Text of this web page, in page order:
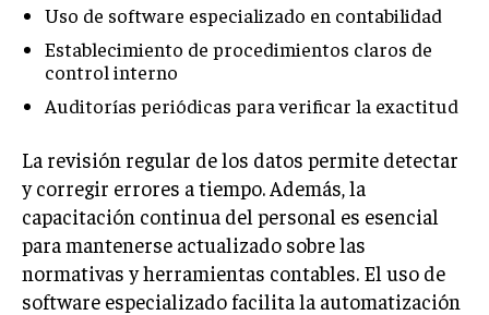
ANALÍTICA EMPRESARIAL Y BUSINESS
INTELLIGENCE
EMPRESAS FAMILIARES Y SUCESIÓN
GESTIÓN DEL RIESGO EMPRESARIAL
NEGOCIACIÓN Y RESOLUCIÓN DE CONFLICTOS
DERECHO EMPRESARIAL Y REGULACIONES
Uso de software especializado en contabilidad
Establecimiento de procedimientos claros de
control interno
Auditorías periódicas para verificar la exactitud
La revisión regular de los datos permite detectar
y corregir errores a tiempo. Además, la
capacitación continua del personal es esencial
para mantenerse actualizado sobre las
normativas y herramientas contables. El uso de
software especializado facilita la automatización